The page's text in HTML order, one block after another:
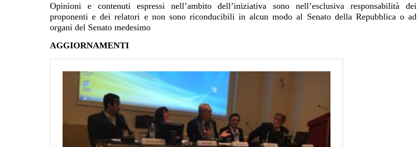
Opinioni e contenuti espressi nell’ambito dell’iniziativa sono nell’esclusiva responsabilità dei
proponenti e dei relatori e non sono riconducibili in alcun modo al Senato della Repubblica o ad
organi del Senato medesimo
AGGIORNAMENTI